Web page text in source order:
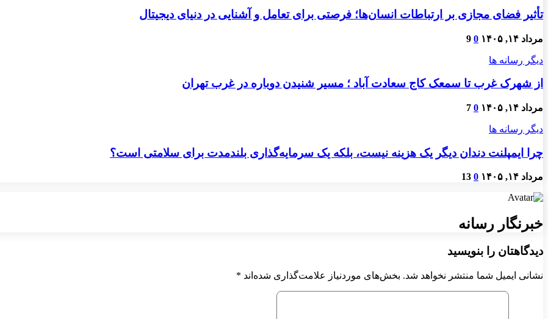
تأثیر فضای مجازی بر ارتباطات انسان‌ها؛ فرصتی برای تعامل و آشنایی در دنیای دیجیتال
مرداد ۱۴, ۱۴۰۵ 0
9
دیگر رسانه ها
از شهرک غرب تا سمعک کاج سعادت آباد ؛ مسیر شنیدن دوباره در غرب تهران
مرداد ۱۴, ۱۴۰۵ 0
7
دیگر رسانه ها
چرا ایمپلنت دندان دیگر یک هزینه نیست، بلکه یک سرمایه‌گذاری بلندمدت برای سلامتی است؟
مرداد ۱۴, ۱۴۰۵ 0
13
خبرنگار رسانه
دیدگاهتان را بنویسید
نشانی ایمیل شما منتشر نخواهد شد. بخش‌های موردنیاز علامت‌گذاری شده‌اند *